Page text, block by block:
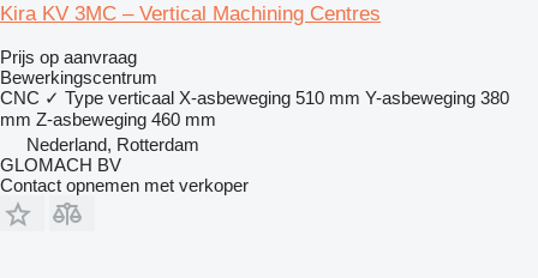
Kira KV 3MC – Vertical Machining Centres
Prijs op aanvraag
Bewerkingscentrum
CNC ✓ Type verticaal X-asbeweging 510 mm Y-asbeweging 380
mm Z-asbeweging 460 mm
Nederland, Rotterdam
GLOMACH BV
Contact opnemen met verkoper